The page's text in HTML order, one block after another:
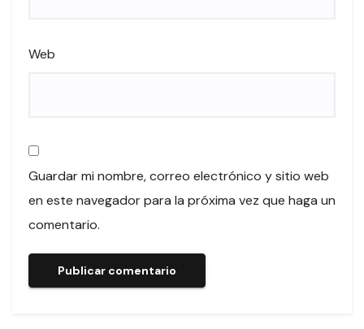
Web
Guardar mi nombre, correo electrónico y sitio web
en este navegador para la próxima vez que haga un
comentario.